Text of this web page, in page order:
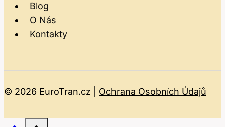
Blog
O Nás
Kontakty
© 2026 EuroTran.cz | Ochrana Osobních Údajů